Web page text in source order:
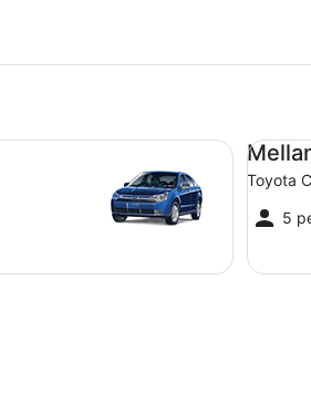
Toyota
5